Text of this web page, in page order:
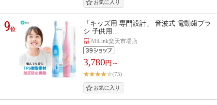
9位
「キッズ用 専門設計」 音波式 電動歯ブラ
シ 子供用…
MiLink楽天市場店
3,780円～
(73)